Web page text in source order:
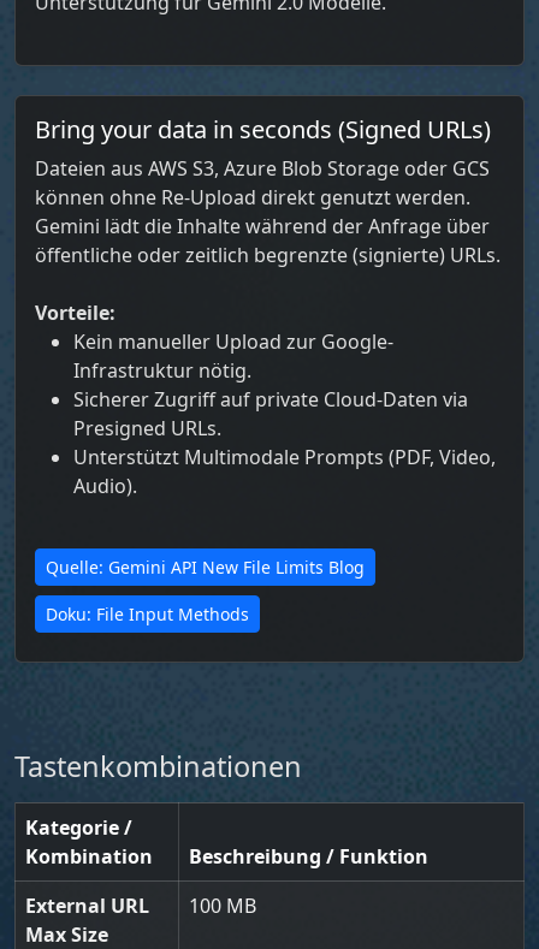
Bring your data in seconds (Signed URLs)
Dateien aus AWS S3, Azure Blob Storage oder GCS
können ohne Re-Upload direkt genutzt werden.
Gemini lädt die Inhalte während der Anfrage über
öffentliche oder zeitlich begrenzte (signierte) URLs.
Vorteile:
Kein manueller Upload zur Google-
Infrastruktur nötig.
Sicherer Zugriff auf private Cloud-Daten via
Presigned URLs.
Unterstützt Multimodale Prompts (PDF, Video,
Audio).
Quelle: Gemini API New File Limits Blog
Doku: File Input Methods
Tastenkombinationen
Kategorie /
Kombination
Beschreibung / Funktion
External URL
Max Size
100 MB